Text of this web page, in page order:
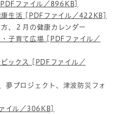
ファイル／896KB]
生活 [PDFファイル／422KB]
、２月の健康カレンダー
子育て広場 [PDFファイル／
ックス [PDFファイル／
夢プロジェクト、津波防災フォ
イル／306KB]